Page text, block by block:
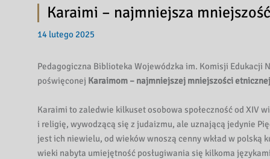
z
B
i
l
i
o
t
Karaimi – najmniejsza
14 lutego 2025
Pedagogiczna Biblioteka Wojewódzka im. Komisji Edukacji
poświęconej Karaimom – najmniejszej mniejszości
Karaimi to zaledwie kilkuset osobowa społeczność od XIV
i religię, wywodzącą się z judaizmu, ale uznającą jedynie
jest ich niewielu, od wieków wnoszą cenny wkład w polską
wieki nabyta umiejętność posługiwania się kilkoma